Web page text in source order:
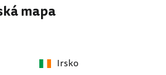
mapa
Irsko